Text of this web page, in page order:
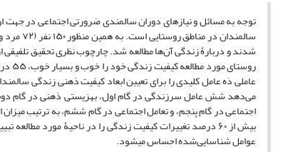
توجه به مسائل و نیازهای دوران سالمندی ضرورتی اجتماعی در
عاملی دَه عامل کلیدی را برای تعیین ابعاد کیفیت ذهنی زندگی
می‌دهد شش عامل سرزندگی در گام اول، بهزیستی ذهنی در گام
اجتماعی در گام پنجم، و تعامل اجتماعی در گام ششم، به‌ ‌ترتیب
بیش از ۶۰ درصد تغییرات کیفیت زندگی را در ناحیۀ مورد
عوامل شناسایی‌شده احساس می‏شود.